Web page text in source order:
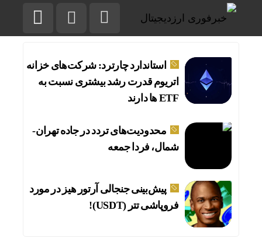
استاندارد چارترد: شرکت‌های خزانه
اتریوم قدرت رشد بیشتری نسبت به
ETF ها دارند
محدودیت‌های تردد در جاده تهران-
شمال، فردا جمعه
پیش‌بینی جنجالی آرتور هیز در مورد
فروپاشی تتر (USDT)!